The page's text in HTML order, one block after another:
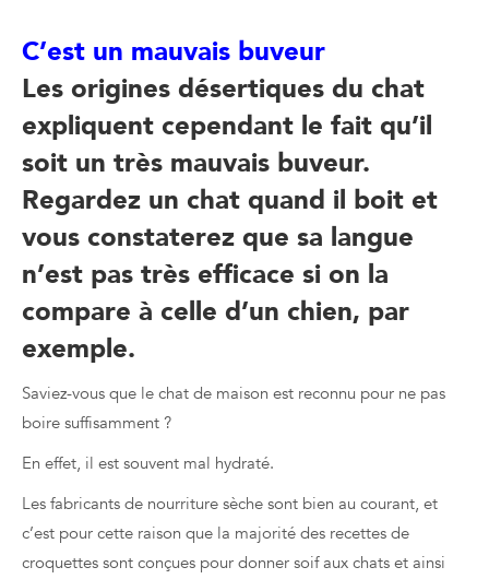
C’est un mauvais buveur
Les origines désertiques du chat
expliquent cependant le fait qu’il
soit un très mauvais buveur.
Regardez un chat quand il boit et
vous constaterez que sa langue
n’est pas très efficace si on la
compare à celle d’un chien, par
exemple.
Saviez-vous que le chat de maison est reconnu pour ne pas
boire suffisamment ?
En effet, il est souvent mal hydraté.
Les fabricants de nourriture sèche sont bien au courant, et
c’est pour cette raison que la majorité des recettes de
croquettes sont conçues pour donner soif aux chats et ainsi